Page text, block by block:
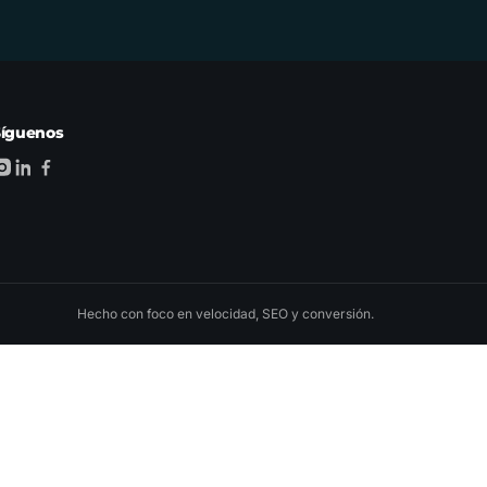
Hecho con foco en velocidad, SEO y conversión.